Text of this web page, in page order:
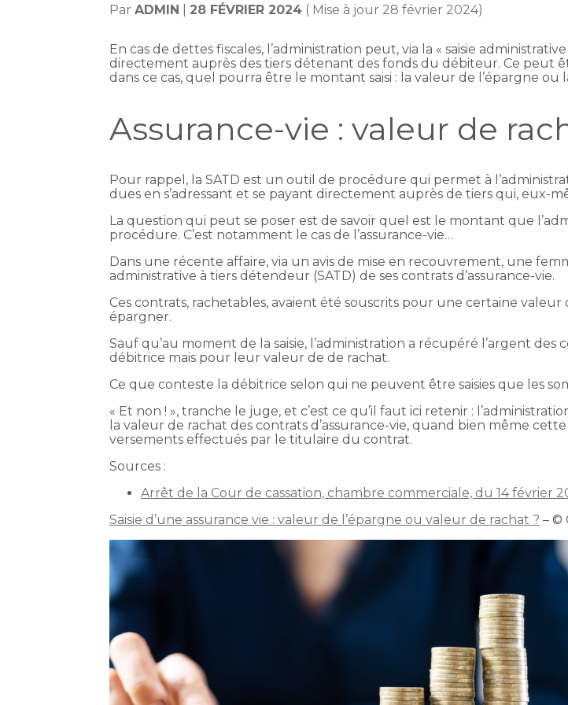
ParADMIN 28 FÉVRIER 2024 ( Mise à jour 28 février 2024)
En cas de dettes fiscales, l’administration peut, via la « saisie
directement auprès des tiers détenant des fonds du débiteur. Ce peut
dans ce cas, quel pourra être le montant saisi : la valeur de l’épargne ou
Assurance-vie : valeur de
Pour rappel, la SATD est un outil de procédure qui permet à
dues en s’adressant et se payant directement auprès de tiers qui, eux-
La question qui peut se poser est de savoir quel est le montant que
procédure. C’est notamment le cas de l’assurance-vie…
Dans une récente affaire, via un avis de mise en recouvrement, une
administrative à tiers détendeur (SATD) de ses contrats d’assurance-vie.
Ces contrats, rachetables, avaient été souscrits pour une certaine
épargner.
Sauf qu’au moment de la saisie, l’administration a récupéré l’argent
débitrice mais pour leur valeur de de rachat.
Ce que conteste la débitrice selon qui ne peuvent être saisies que les
« Et non ! », tranche le juge, et c’est ce qu’il faut ici retenir :
la valeur de rachat des contrats d’assurance-vie, quand bien même
versements effectués par le titulaire du contrat.
Sources :
Arrêt de la Cour de cassation, chambre commerciale, du 14 février
Saisie d’une assurance vie : valeur de l’épargne ou valeur de rachat ? – ©